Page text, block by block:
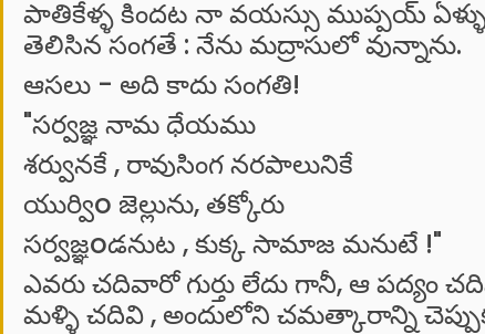
పాతికేళ్ళ కిందట నా వయస్సు ముప్పయ్
తెలిసిన సంగతే : నేను మద్రాసులో వున్నాను.
ఆసలు - అది కాదు సంగతి!
"సర్వజ్ఞ నామ ధేయము
శర్వునకే , రావుసింగ నరపాలునికే
యుర్విo జెల్లును, తక్కోరు
సర్వజ్ఞoడనుట , కుక్క సామాజ మనుటే !"
ఎవరు చదివారో గుర్తు లేదు గానీ, ఆ పద్యం
మళ్ళి చదివి , అందులోని చమత్కారాన్ని